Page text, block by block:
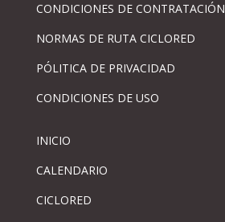
CONDICIONES DE CONTRATACIÓN
NORMAS DE RUTA CICLORED
PÓLITICA DE PRIVACIDAD
CONDICIONES DE USO
INICIO
CALENDARIO
CICLORED